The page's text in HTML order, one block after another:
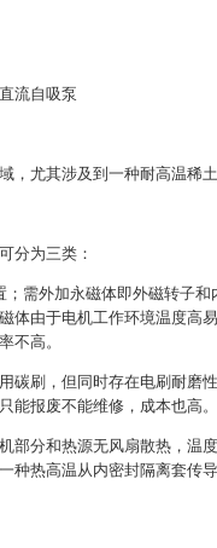
流自吸泵
，尤其涉及到一种耐高温稀
分为三类：
；需外加永磁体即外磁转子
体由于电机工作环境温度高
不高。
碳刷，但同时存在电刷耐磨
能报废不能维修，成本也高。
部分和热源无风扇散热，温
种热高温从内密封隔离套传